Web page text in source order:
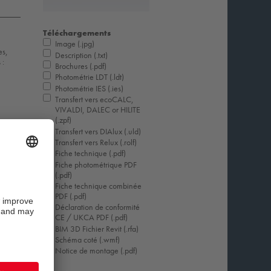
Téléchargements
Image (.jpg)
Description (.txt)
Brochures (.pdf)
Photométrie LDT (.ldt)
Photométrie IES (.ies)
Transfert vers ecoCALC,
VIVALDI, DALEC or HILITE
(.zpf)
Transfert vers DIAlux (.uld)
Transfert vers Relux (.rolf)
Fiche technique (.pdf)
Fiche photométrique PDF
(.pdf)
Fiche technique combinée
PDF (.pdf)
Déclaration de conformité
CE / UKCA PDF (.pdf)
BIM 3D Fichier Revit (.rfa)
Schéma coté (.wmf)
Notice de montage (.pdf)
: